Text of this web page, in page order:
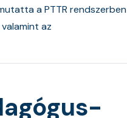
a PTTR rendszerben
az